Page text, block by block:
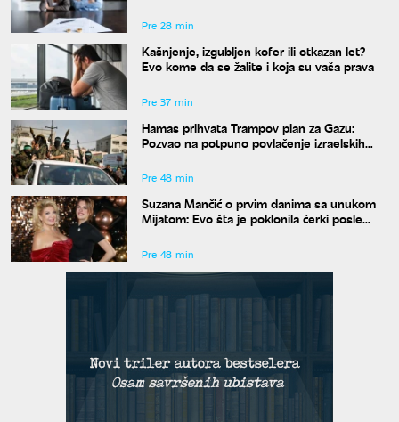
Pre 28 min
Kašnjenje, izgubljen kofer ili otkazan let?
Evo kome da se žalite i koja su vaša prava
Pre 37 min
Hamas prihvata Trampov plan za Gazu:
Pozvao na potpuno povlačenje izraelskih
Pre 48 min
Suzana Mančić o prvim danima sa unukom
Mijatom: Evo šta je poklonila ćerki posle
Pre 48 min